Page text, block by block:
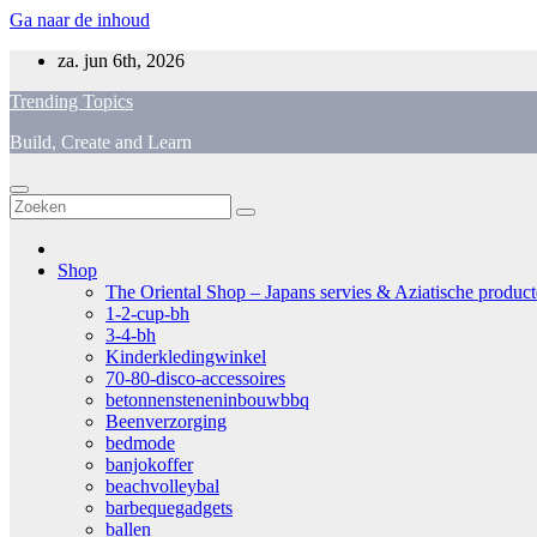
Ga naar de inhoud
za. jun 6th, 2026
Trending Topics
Build, Create and Learn
Shop
The Oriental Shop – Japans servies & Aziatische
1-2-cup-bh
3-4-bh
Kinderkledingwinkel
70-80-disco-accessoires
betonnensteneninbouwbbq
Beenverzorging
bedmode
banjokoffer
beachvolleybal
barbequegadgets
ballen